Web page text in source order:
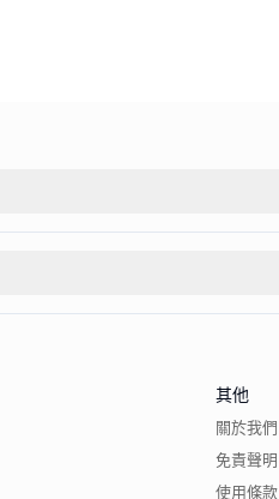
其他
關於我們
免責聲明
使用條款